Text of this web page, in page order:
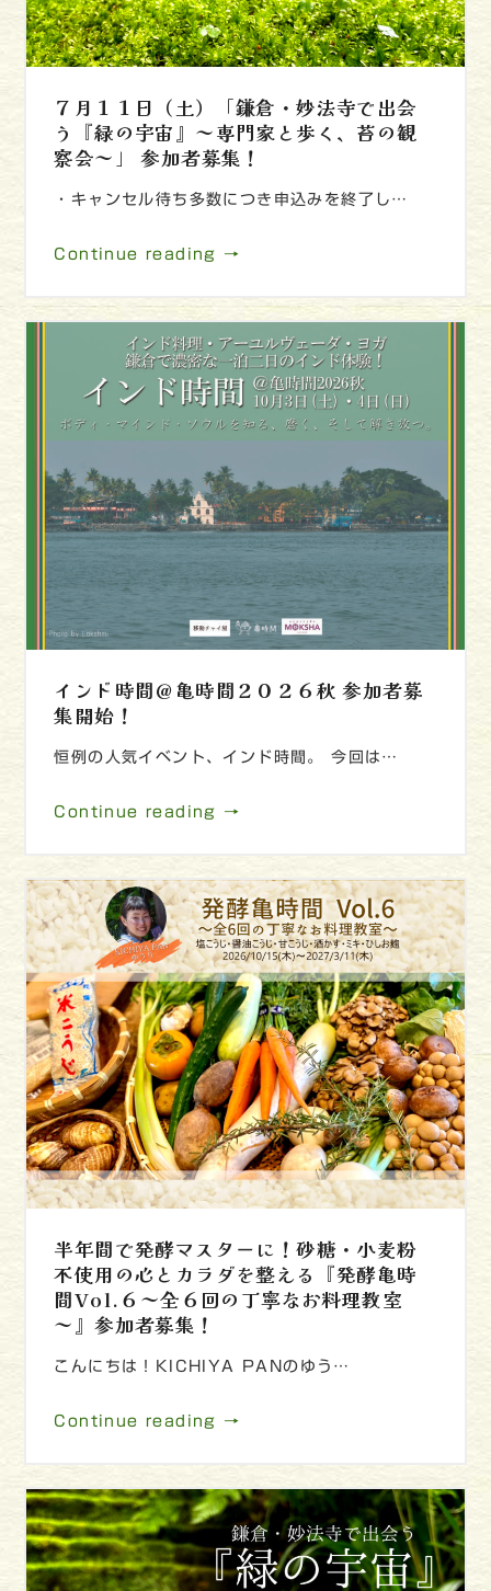
７月１１日（土）「鎌倉・妙法寺で出会
う『緑の宇宙』～専門家と歩く、苔の観
察会～」 参加者募集！
・キャンセル待ち多数につき申込みを終了し…
Continue reading →
インド時間＠亀時間２０２６秋 参加者募
集開始！
恒例の人気イベント、インド時間。 今回は…
Continue reading →
半年間で発酵マスターに！砂糖・小麦粉
不使用の心とカラダを整える『発酵亀時
間Vol.６～全６回の丁寧なお料理教室
～』参加者募集！
こんにちは！KICHIYA PANのゆう…
Continue reading →